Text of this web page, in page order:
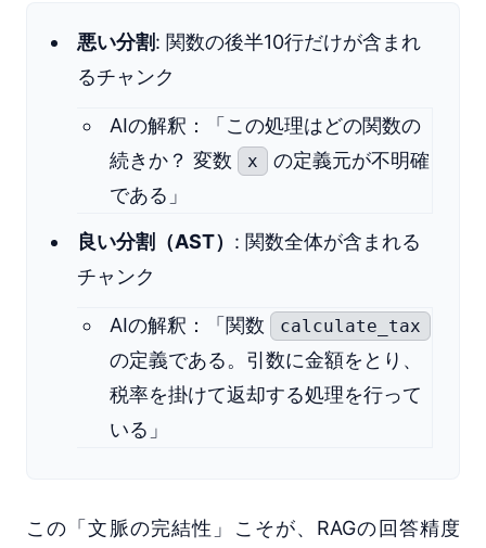
悪い分割: 関数の後半10行だけが含まれ
るチャンク
AIの解釈：「この処理はどの関数の
続きか？ 変数
x
の定義元が不明確
である」
良い分割（AST） : 関数全体が含まれる
チャンク
AIの解釈：「関数 calculate_tax
の定義である。引数に金額をとり、
税率を掛けて返却する処理を行って
いる」
この「文脈の完結性」こそが、RAGの回答精度